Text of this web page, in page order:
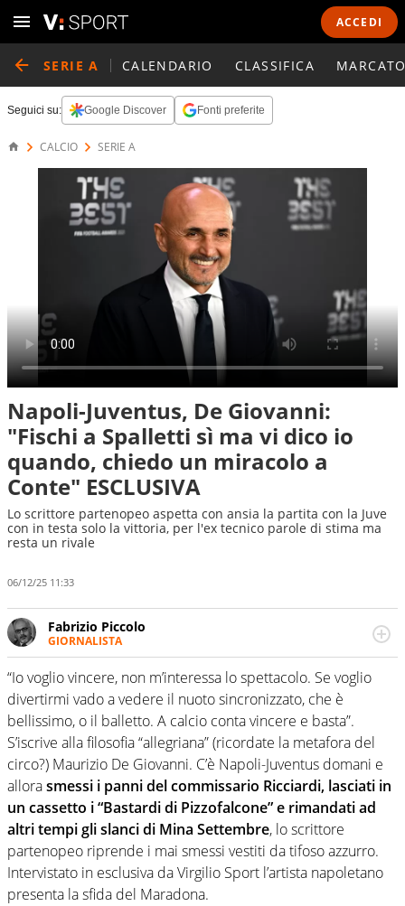
ACCEDI
SERIE A CALENDARIO CLASSIFICA
Seguici su: Google Discover Fonti preferite
CALCIO SERIE A
Napoli-Juventus, De Giovanni:
"Fischi a Spalletti sì ma vi dico io
quando, chiedo un miracolo a
Conte" ESCLUSIVA
Lo scrittore partenopeo aspetta con ansia la partita con la Juve
con in testa solo la vittoria, per l'ex tecnico parole di stima ma
resta un rivale
06/12/25 11:33
Fabrizio Piccolo
GIORNALISTA
Nella sua carriera ha seguito numerose manifestazioni
sportive e collaborato con agenzie e testate. Esperienza,
competenza, conoscenza e memoria storica. Si occupa
prevalentemente di calcio
“Io voglio vincere, non m’interessa lo spettacolo. Se voglio
divertirmi vado a vedere il nuoto sincronizzato, che è
bellissimo, o il balletto. A calcio conta vincere e basta”.
S’iscrive alla filosofia “allegriana” (ricordate la metafora del
circo?) Maurizio De Giovanni. C’è Napoli-Juventus domani e
allorasmessi i panni del commissario Ricciardi, lasciati in
un cassetto i “Bastardi di Pizzofalcone” e rimandati ad
altri tempi gli slanci di Mina Settembre, lo scrittore
partenopeo riprende i mai smessi vestiti da tifoso azzurro.
Intervistato in esclusiva da Virgilio Sport l’artista napoletano
presenta la sfida del Maradona.